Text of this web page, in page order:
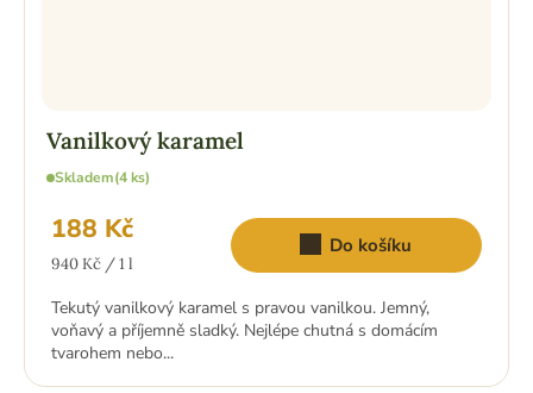
Vanilkový karamel
Skladem(4 ks)
188 Kč
Měrná
940 Kč / 1 l
Do košíku
Tekutý vanilkový karamel s pravou vanilkou. Jemný,
voňavý a příjemně sladký. Nejlépe chutná s domácím
tvarohem nebo...